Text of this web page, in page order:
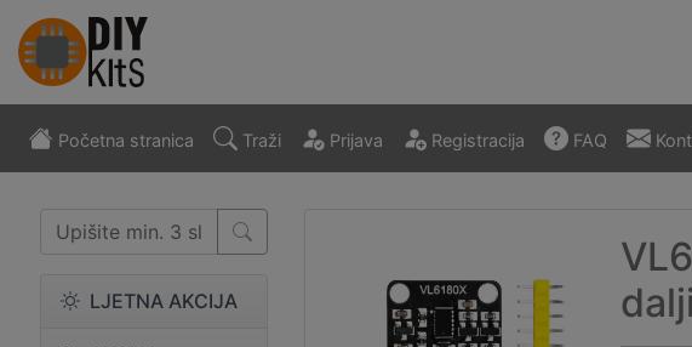
Početna stranica Traži Prijava Registracija FAQ
LJETNA AKCIJA